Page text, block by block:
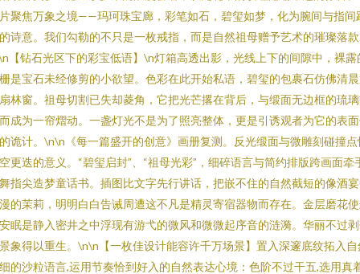
聚焦万象之境——玛珂珠宝廊，彩笔如石，碧玺如梦，化为腕间与指间
诗意。我们勾勒的不只是一枚戒指，而是自然祖母赠予艺术的璀璨落
【钻石光区下的彩宝低语】\n灯箱高透出影，光线上下的间隙中，裸露
是宝石未经修剪的小欲望。色彩在此开始私语，碧玺的包裹石仿佛清
林窗。祖母切割已失却菱角，它把光芒撂在背后，与缎面无边框的琉
成为一帘熠动。一盏灯光不是为了照亮整体，更是引诱观者为它的表
诡计。\n\n《每一篇盛开的创意》画册复测。反光缎面与微雕刻碰撞点
更迭的意义。“碧玺启封”、“祖母光彩”，细碎语言与简约排版跨画面牵
指尖造梦童话书。插图比文字先行讲话，把嵌不住的自然截短的像酒
的茉莉，明明白白告诫周遭这不凡是精灵寄宿器物而存在。金层磨花
眠是静入密井之中浮现有游弋的微风和微微起序音的涟漪。华丽不过
象得以重生。\n\n【一枚佳设计能容许千万场景】置入深邃底纹拓入自
的沙粒语言,运用节奏恰到好入的自然表达心境：色阶不过干五,选用真